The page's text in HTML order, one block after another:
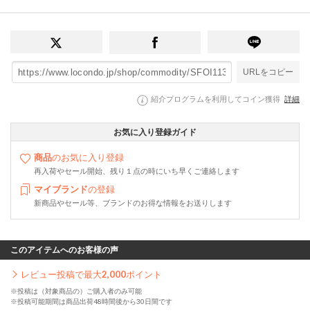
URLをコピー
紹介プログラムを利用してコイン獲得 詳細
お気に入り登録ガイド
商品のお気に入り登録
再入荷やセール開始、残り１点の時にいち早くご連絡します
マイブランドの登録
新商品やセール等、ブランドのお得な情報をお送りします
このアイテムへのお客様の声
レビュー投稿で最大2,000ポイント
※投稿は（対象商品の）ご購入者のみ可能
※投稿可能期間は商品出荷48時間後から30日間です